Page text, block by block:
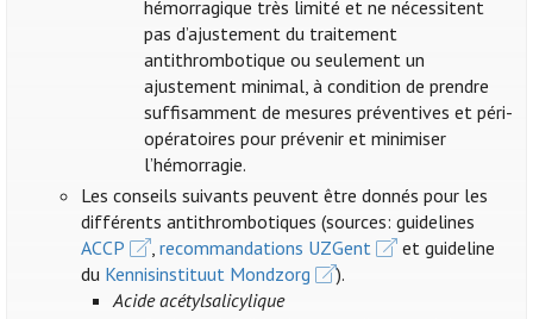
hémorragique très limité et ne nécessitent
pas d’ajustement du traitement
antithrombotique ou seulement un
ajustement minimal, à condition de prendre
suffisamment de mesures préventives et péri-
opératoires pour prévenir et minimiser
l’hémorragie.
Les conseils suivants peuvent être donnés pour les
différents antithrombotiques (sources: guidelines
ACCP
,recommandations UZGent
et guideline
du Kennisinstituut Mondzorg
).
Acide acétylsalicylique